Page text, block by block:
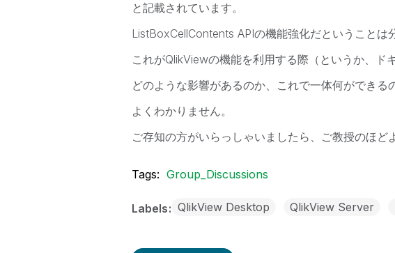
と記載されています。
ListBoxCellContents APIの機能強化だということは
これがQlikViewの機能を利用する際（というか、ド
どのような影響があるのか、これで一体何ができる
よくわかりません。
ご存知の方がいらっしゃいましたら、ご教授のほど
Tags: Group_Discussions
Labels QlikView Desktop QlikView Server